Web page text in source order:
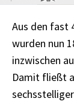
Aus den fast
wurden nun
inzwischen
Damit fließt